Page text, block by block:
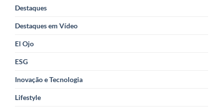
Destaques
Destaques em Vídeo
El Ojo
ESG
Inovação e Tecnologia
Lifestyle